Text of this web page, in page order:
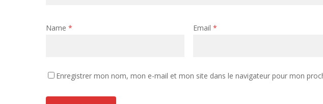
Name * Email*
Enregistrer mon nom, mon e-mail et mon site dans le navigateur pour mon